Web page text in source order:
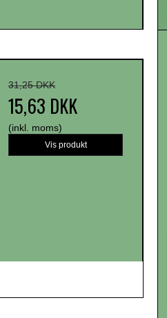
31,25 DKK
15,63 DKK
(inkl. moms)
Vis produkt